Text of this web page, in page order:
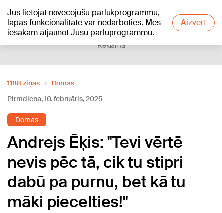
Jūs lietojat novecojušu pārlūkprogrammu,
lapas funkcionalitāte var nedarboties. Mēs
iesakām atjaunot Jūsu pārluprogrammu.
Aizvērt
+22°C
Reklāma
1188 ziņas
Domas
Pirmdiena, 10. februāris, 2025
Domas
Andrejs Ēķis: "Tevi vērtē
nevis pēc tā, cik tu stipri
dabū pa purnu, bet kā tu
māki piecelties!"